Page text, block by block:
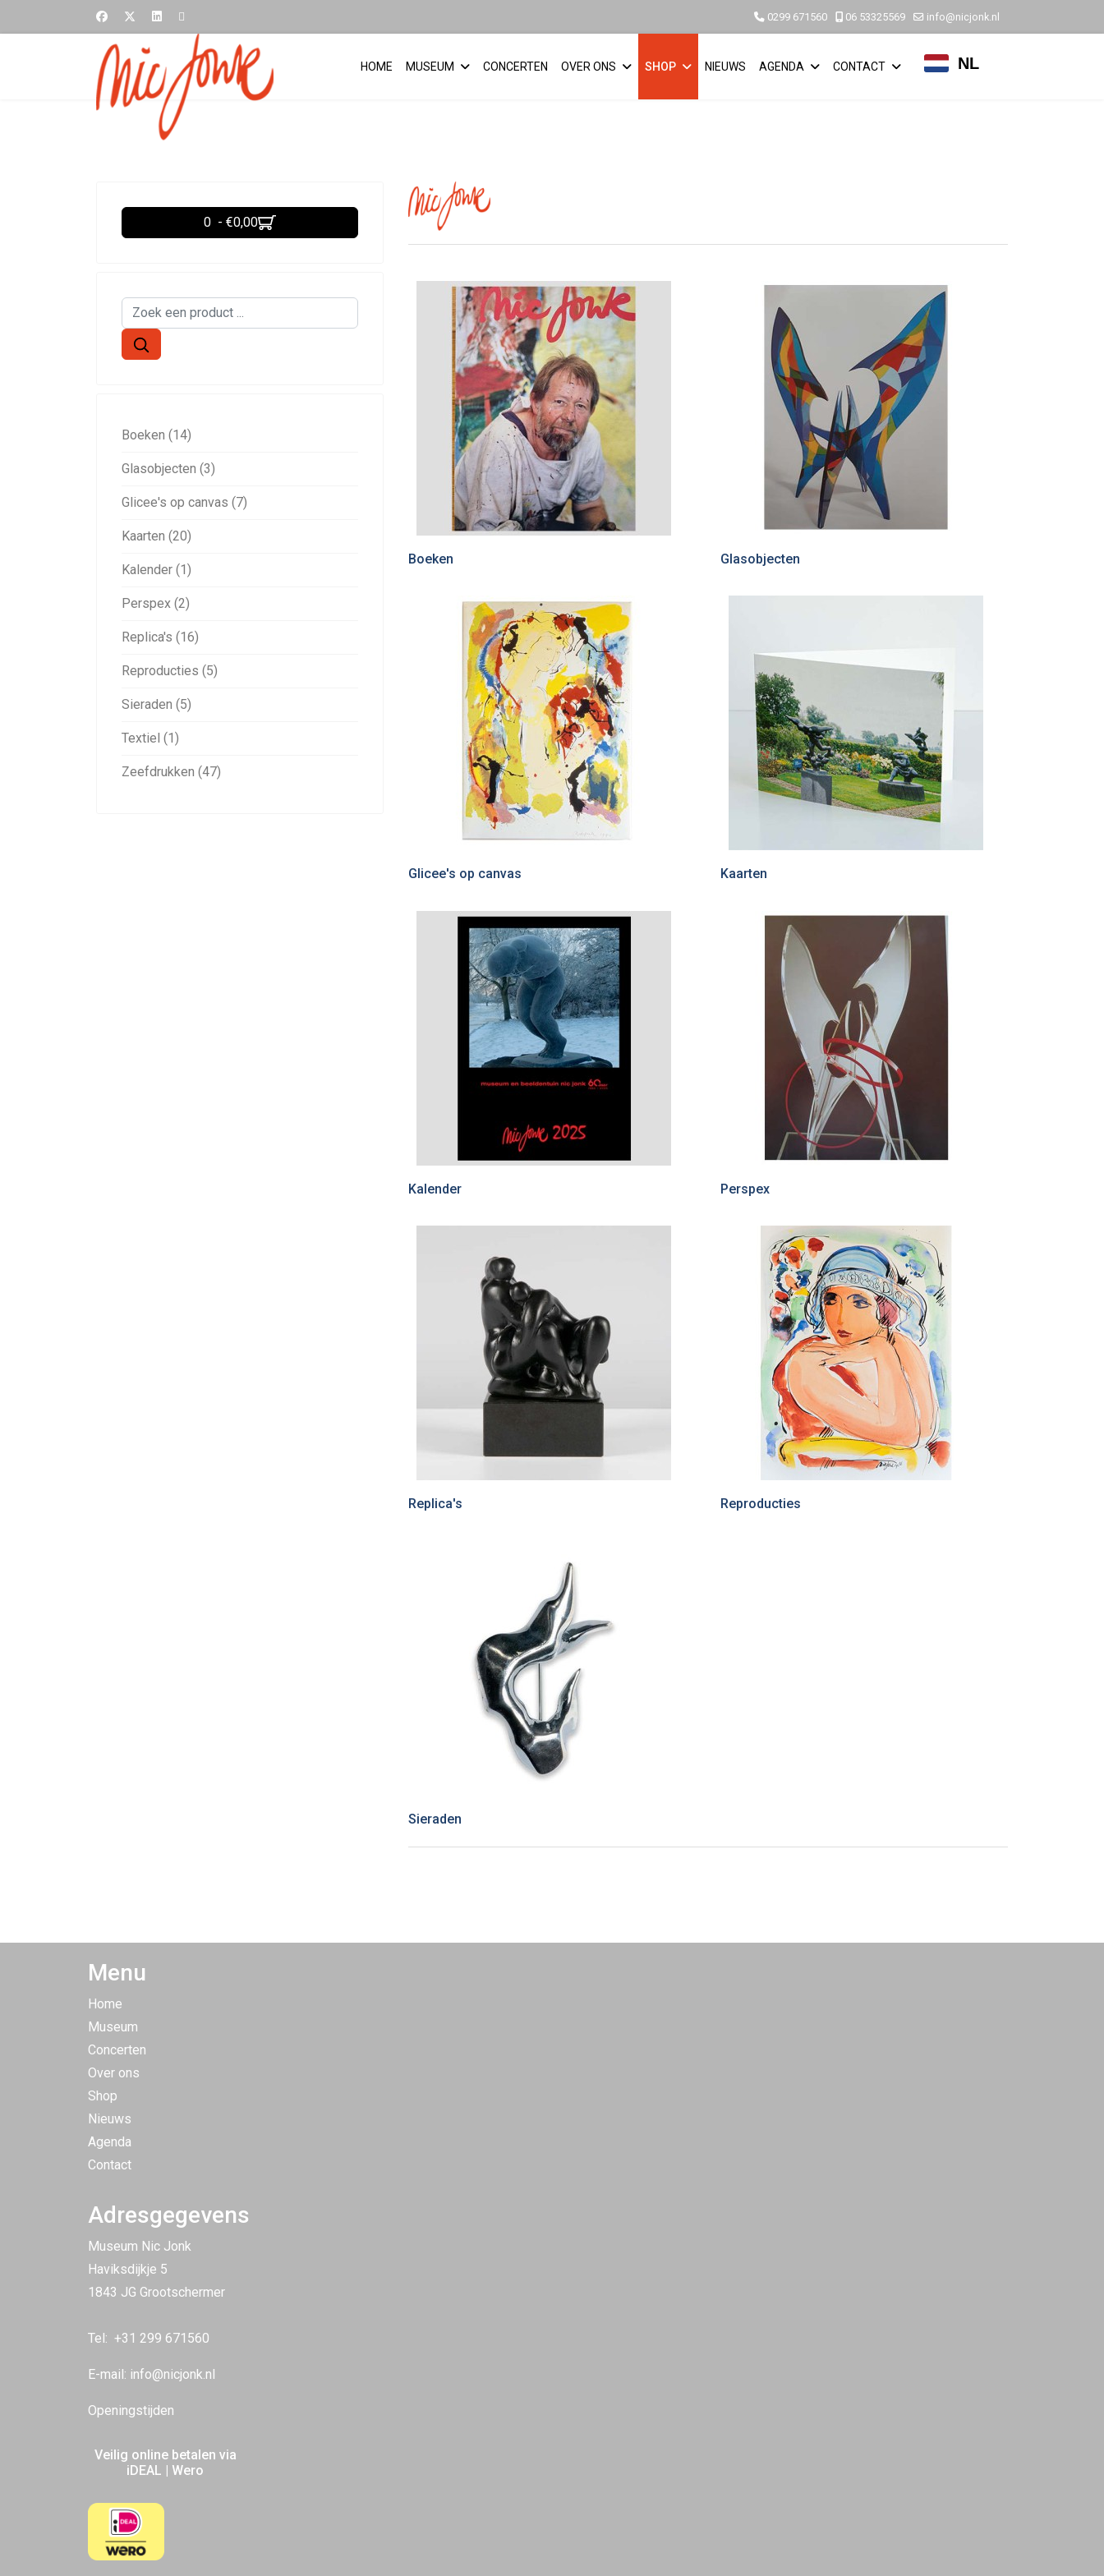
0299 671560 06 53325569 info@nicjonk.nl
HOME MUSEUM CONCERTEN OVER ONS SHOP NIEUWS AGENDA CONTACT NL
0 - €0,00
Boeken (14)
Glasobjecten (3)
Glicee's op canvas (7)
Kaarten (20)
Kalender (1)
Perspex (2)
Replica's (16)
Reproducties (5)
Sieraden (5)
Textiel (1)
Zeefdrukken (47)
Boeken Glasobjecten
Glicee's op canvas Kaarten
Kalender Perspex
Replica's Reproducties
Sieraden
Menu
Home
Museum
Concerten
Over ons
Shop
Nieuws
Agenda
Contact
Adresgegevens
Museum Nic Jonk
Haviksdijkje 5
1843 JG Grootschermer
Tel: +31 299 671560
E-mail: info@nicjonk.nl
Openingstijden
Veilig online betalen via
iDEAL | Wero